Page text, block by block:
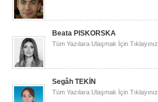
Beata PISKORSKA
Tüm Yazılara Ulaşmak İçin Tıklayınız.
Segâh TEKİN
Tüm Yazılara Ulaşmak İçin Tıklayınız.